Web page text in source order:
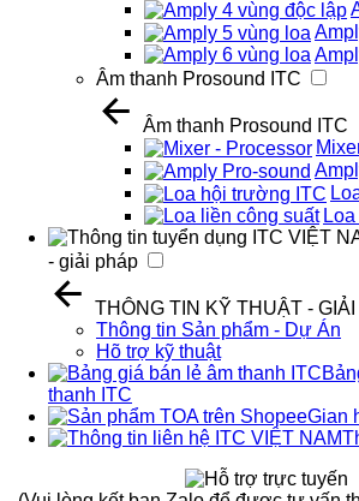
Âm thanh Prosound ITC
Âm thanh Prosound ITC
- giải pháp
THÔNG TIN KỸ THUẬT -
Thông tin Sản phẩm - Dự Án
Hõ trợ kỹ thuật
thanh ITC
Gian